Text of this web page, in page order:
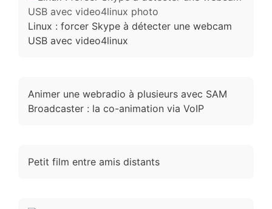
Linux : forcer Skype à détecter une webcam
USB avec video4linux
Animer une webradio à plusieurs avec SAM
Broadcaster : la co-animation via VoIP
Petit film entre amis distants